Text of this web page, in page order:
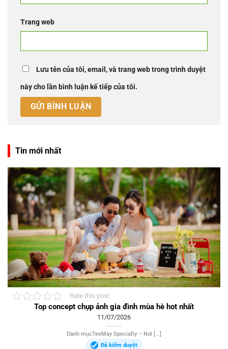
Trang web
Lưu tên của tôi, email, và trang web trong trình duyệt
này cho lần bình luận kế tiếp của tôi.
Tin mới nhất
Rate this post
Top concept chụp ảnh gia đình mùa hè hot nhất
11/07/2026
Danh mụcTeeMay Specialty – Nơi [...]
Đã kiểm duyệt